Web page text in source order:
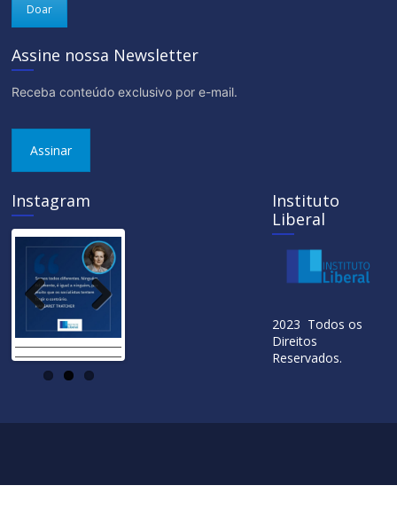
Doar
Assine nossa Newsletter
Receba conteúdo exclusivo por e-mail.
Assinar
Instagram
ous
Instituto
Liberal
2023 Todos os
Direitos
Reservados.